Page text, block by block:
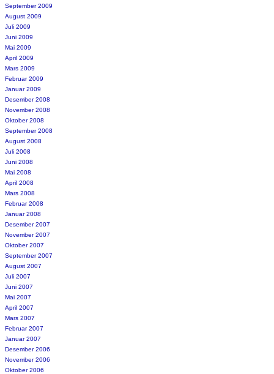
September 2009
August 2009
Juli 2009
Juni 2009
Mai 2009
April 2009
Mars 2009
Februar 2009
Januar 2009
Desember 2008
November 2008
Oktober 2008
September 2008
August 2008
Juli 2008
Juni 2008
Mai 2008
April 2008
Mars 2008
Februar 2008
Januar 2008
Desember 2007
November 2007
Oktober 2007
September 2007
August 2007
Juli 2007
Juni 2007
Mai 2007
April 2007
Mars 2007
Februar 2007
Januar 2007
Desember 2006
November 2006
Oktober 2006